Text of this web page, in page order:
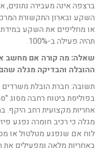
ברצפה אינה מעבירה נתונים,
השקע ובארון התקשורת
או מחליפים את השקע
תהיה פעילה ב-100%.
שאלה: מה קורה אם מחשב
ההובלה והבדיקה מגלה
תשובה: חברת הובלת
בפוליסת ביטוח רחבה מסוג
אחריות מקצועית רחב היקף.
מגלה כי רכיב חומרה נפגע
לוח אם שנפגע מטלטול או
באחריות מלאה ומפעילים את